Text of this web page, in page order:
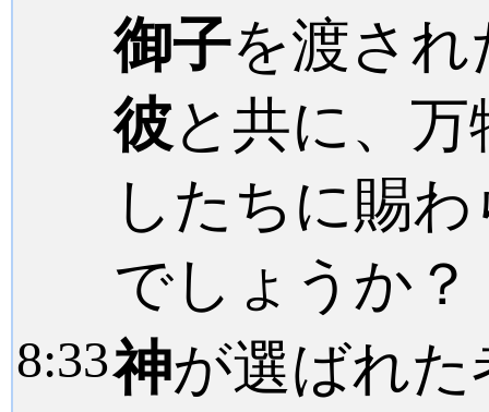
御子を渡され
彼と共に、
したちに賜
でしょうか？
8:33神が選ばれ